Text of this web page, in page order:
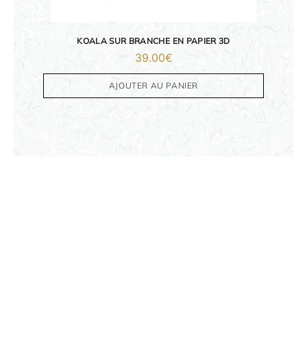
KOALA SUR BRANCHE EN PAPIER 3D
39.00€
AJOUTER AU PANIER